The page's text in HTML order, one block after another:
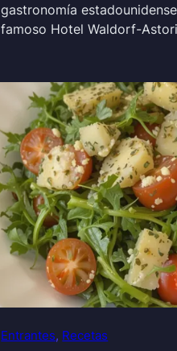
gastronomía
famoso Hotel Waldorf-
Entrantes, Recetas